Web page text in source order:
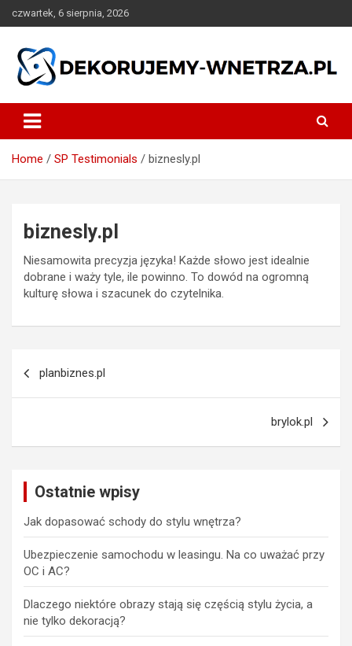
to
czwartek, 6 sierpnia, 2026
dekorujemy-wnetrza.pl
Home SP Testimonials biznesly.pl
biznesly.pl
Niesamowita precyzja języka! Każde słowo jest idealnie
dobrane i waży tyle, ile powinno. To dowód na ogromną
kulturę słowa i szacunek do czytelnika.
wpisu
planbiznes.pl
brylok.pl
Ostatnie wpisy
Jak dopasować schody do stylu wnętrza?
Ubezpieczenie samochodu w leasingu. Na co uważać przy
OC i AC?
Dlaczego niektóre obrazy stają się częścią stylu życia, a
nie tylko dekoracją?